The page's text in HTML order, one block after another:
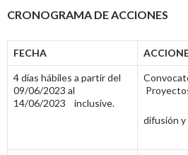
CRONOGRAMA DE ACCIONES
FECHA
4 días hábiles a partir del
09/06/2023 al
14/06/2023 inclusive.
difusión